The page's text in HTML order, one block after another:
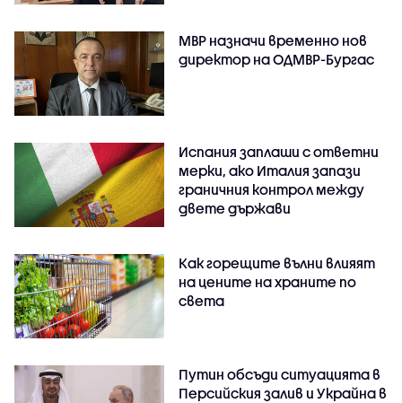
МВР назначи временно нов
директор на ОДМВР-Бургас
Испания заплаши с ответни
мерки, ако Италия запази
граничния контрол между
двете държави
Как горещите вълни влияят
на цените на храните по
света
Путин обсъди ситуацията в
Персийския залив и Украйна в